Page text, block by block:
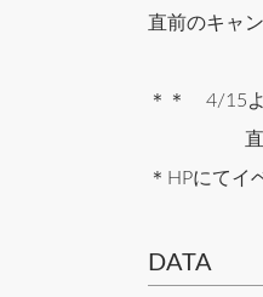
直前のキャ
＊＊ 4/15
直接、ま
＊HPにてイ
DATA